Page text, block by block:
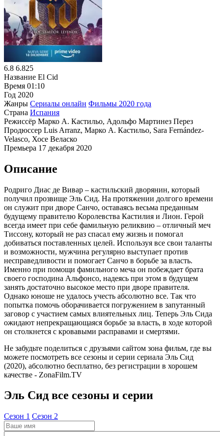
6.8 6.825
Название El Cid
Время 01:10
Год 2020
Жанры Сериалы онлайн Фильмы 2020 года
Страна Испания
Режиссёр Марко А. Кастильо, Адольфо Мартинез Перез
Продюссер Luis Arranz, Марко А. Кастильо, Sara Fernández-
Velasco, Хосе Веласко
Премьера 17 декабря 2020
Описание
Родриго Диас де Вивар – кастильский дворянин, который
получил прозвище Эль Сид. На протяжении долгого времени
он служит при дворе Санчо, оставаясь весьма преданным
будущему правителю Королевства Кастилия и Лион. Герой
всегда имеет при себе фамильную реликвию – отличный меч
Тиссону, который не раз спасал ему жизнь и помогал
добиваться поставленных целей. Используя все свои таланты
и возможности, мужчина регулярно выступает против
несправедливости и помогает Санчо в борьбе за власть.
Именно при помощи фамильного меча он побеждает брата
своего господина Альфонсо, надеясь при этом в будущем
занять достаточно высокое место при дворе правителя.
Однако юноше не удалось учесть абсолютно все. Так что
попытка помочь оборачивается погружением в запутанный
заговор с участием самых влиятельных лиц. Теперь Эль Сида
ожидают непрекращающаяся борьбе за власть, в ходе которой
он столкнется с кровавыми расправами и смертями.
Не забудьте поделиться с друзьями сайтом зона фильм, где вы
можете посмотреть все сезоны и серии сериала Эль Сид
(2020), абсолютно бесплатно, без регистрации в хорошем
качестве - ZonaFilm.TV
Эль Сид все сезоны и серии
Cезон 1 Cезон 2